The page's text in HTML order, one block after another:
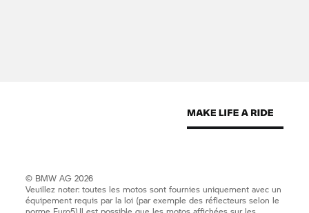
© BMW AG 2026
Veuillez noter: toutes les motos sont fournies uniquement avec un
équipement requis par la loi (par exemple des réflecteurs selon le